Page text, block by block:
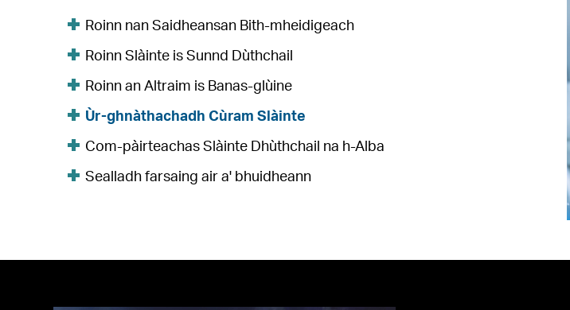
Roinn nan Saidheansan Bith-mheidigeach
Roinn Slàinte is Sunnd Dùthchail
Roinn an Altraim is Banas-glùine
Ùr-ghnàthachadh Cùram Slàinte
Com-pàirteachas Slàinte Dhùthchail na h-Alba
Sealladh farsaing air a' bhuidheann